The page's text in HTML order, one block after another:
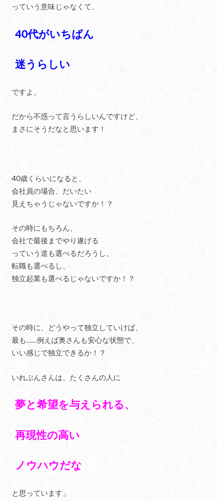
っていう意味じゃなくて、
40代がいちばん
迷うらしい
ですよ。
だから不惑って言うらしいんですけど、
まさにそうだなと思います！
40歳くらいになると、
会社員の場合、だいたい
見えちゃうじゃないですか！？
その時にもちろん、
会社で最後までやり遂げる
っていう道も選べるだろうし、
転職も選べるし、
独立起業も選べるじゃないですか！？
その時に、どうやって独立していけば、
最も……例えば奥さんも安心な状態で、
いい感じで独立できるか！？
いれぶんさんは、たくさんの人に
夢と希望を与えられる、
再現性の高い
ノウハウだな
と思っています」